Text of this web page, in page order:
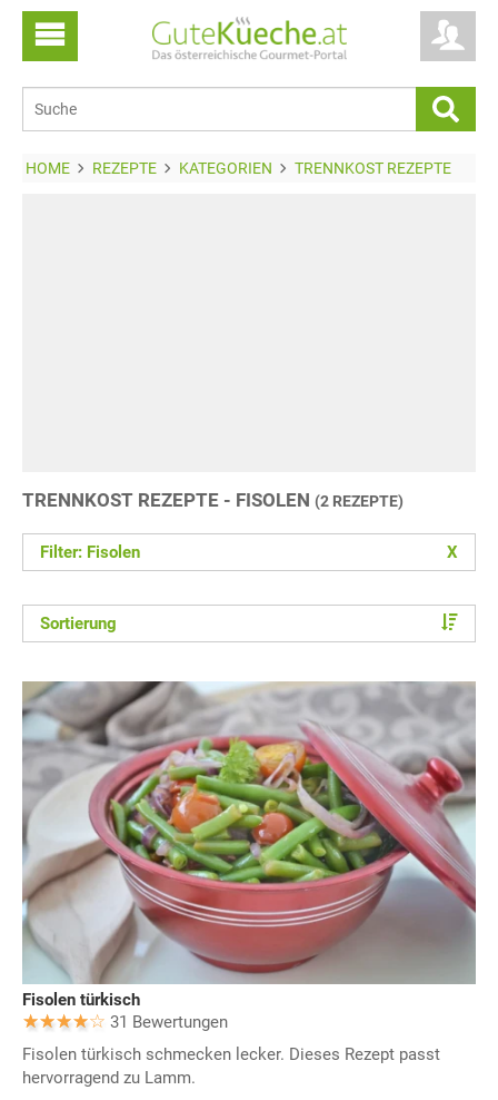
HOME REZEPTE KATEGORIEN TRENNKOST REZEPTE
TRENNKOST REZEPTE - FISOLEN (2 REZEPTE)
Filter: Fisolen X
Sortierung
Fisolen türkisch
31 Bewertungen
Fisolen türkisch schmecken lecker. Dieses Rezept passt
hervorragend zu Lamm.